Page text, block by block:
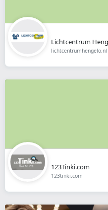
Lichtcentrum
lichtcentrumhengelo.nl
123Tinki.com
123tinki.com